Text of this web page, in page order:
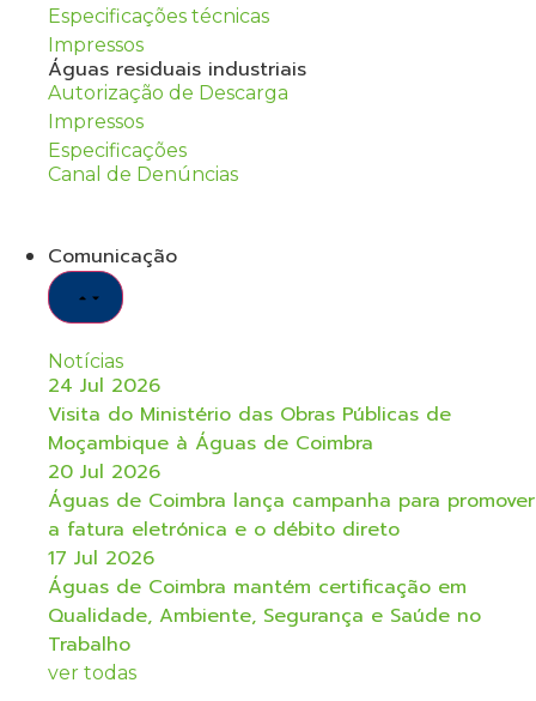
Especificações técnicas
Impressos
Águas residuais industriais
Autorização de Descarga
Impressos
Especificações
Canal de Denúncias
Comunicação
Notícias
24 Jul 2026
Visita do Ministério das Obras Públicas de
Moçambique à Águas de Coimbra
20 Jul 2026
Águas de Coimbra lança campanha para promover
a fatura eletrónica e o débito direto
17 Jul 2026
Águas de Coimbra mantém certificação em
Qualidade, Ambiente, Segurança e Saúde no
Trabalho
ver todas